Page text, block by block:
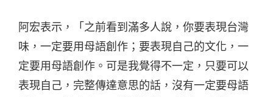
阿宏表示，「之前看到滿多人說，你要表現台灣
味，一定要用母語創作；要表現自己的文化，一
定要用母語創作。可是我覺得不一定，只要可以
表現自己，完整傳達意思的話，沒有一定要母語